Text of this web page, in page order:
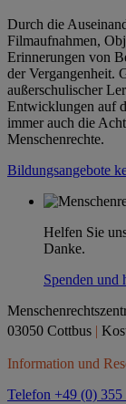
Durch die
Filmaufnahmen,
Erinnerungen von
der Vergangenheit.
außerschulischer
Entwicklungen auf
immer auch die
Menschenrechte.
Bildungsangebote
Helfen Sie
Danke.
Spenden und
03050 Cottbus |
Information und
Telefon +49 (0)